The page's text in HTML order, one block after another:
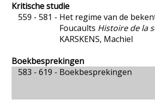
Kritische studie
559 - 581 - Het regime van de
Foucaults Histoire de la
KARSKENS, Machiel
Boekbesprekingen
583 - 619 - Boekbesprekingen